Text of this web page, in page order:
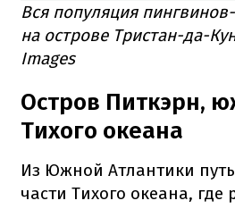
Вся популяция
на острове Тристан-да-
Images
Остров Питкэрн,
Тихого океана
Из Южной Атлантики
части Тихого океана,